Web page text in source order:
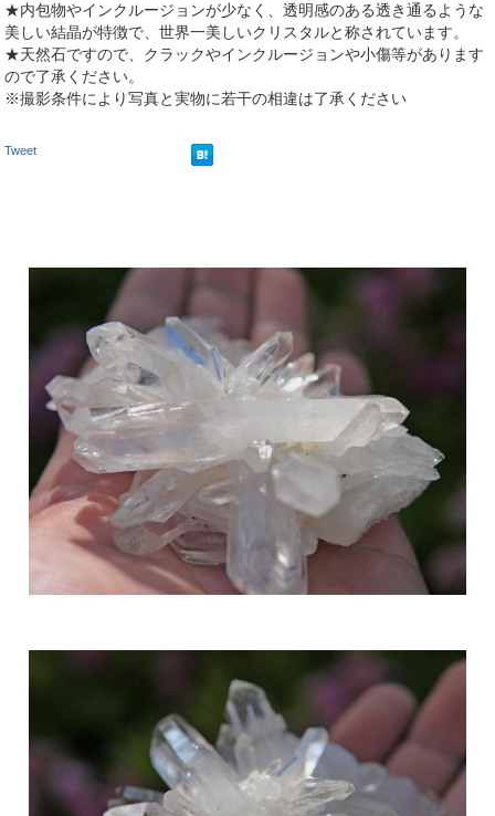
★内包物やインクルージョンが少なく、透明感のある透き通るような
美しい結晶が特徴で、世界一美しいクリスタルと称されています。
★天然石ですので、クラックやインクルージョンや小傷等があります
ので了承ください。
※撮影条件により写真と実物に若干の相違は了承ください
Tweet